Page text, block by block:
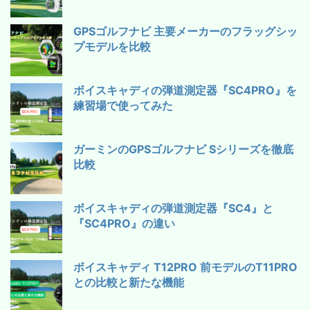
GPSゴルフナビ 主要メーカーのフラッグシッ
プモデルを比較
ボイスキャディの弾道測定器『SC4PRO』を
練習場で使ってみた
ガーミンのGPSゴルフナビ Sシリーズを徹底
比較
ボイスキャディの弾道測定器『SC4』と
『SC4PRO』の違い
ボイスキャディ T12PRO 前モデルのT11PRO
との比較と新たな機能